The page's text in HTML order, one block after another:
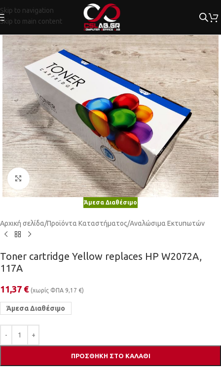
Skip to navigation
Skip to main content
Κλικ για μεγέθυνση
Άμεσα Διαθέσιμο
Αρχική σελίδα/Προϊόντα Καταστήματος/Αναλώσιμα Εκτυπωτών
Toner cartridge Yellow replaces HP W2072A,
117A
11,37 € (χωρίς ΦΠΑ 9,17 €)
Άμεσα Διαθέσιμο
ΠΡΟΣΘΉΚΗ ΣΤΟ ΚΑΛΆΘΙ